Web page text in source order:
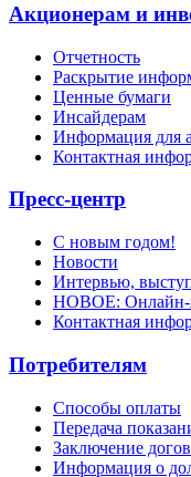
Акционерам и
Отчетность
Раскрытие
Ценные бумаги
Инсайдерам
Информация для
Контактная
Пресс-центр
С новым годом!
Новости
Интервью,
НОВОЕ: Онлайн-
Контактная
Потребителям
Способы оплаты
Передача
Заключение
Информация о